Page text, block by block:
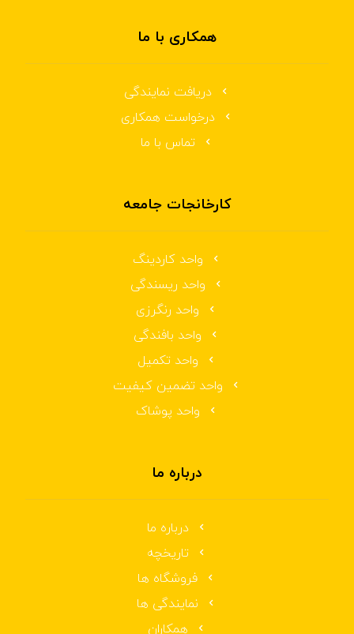
همکاری با ما
دریافت نمایندگی
درخواست همکاری
تماس با ما
کارخانجات جامعه
واحد کاردینگ
واحد ریسندگی
واحد رنگرزی
واحد بافندگی
واحد تکمیل
واحد تضمین کیفیت
واحد پوشاک
درباره ما
درباره ما
تاریخچه
فروشگاه ها
نمایندگی ها
همکاران